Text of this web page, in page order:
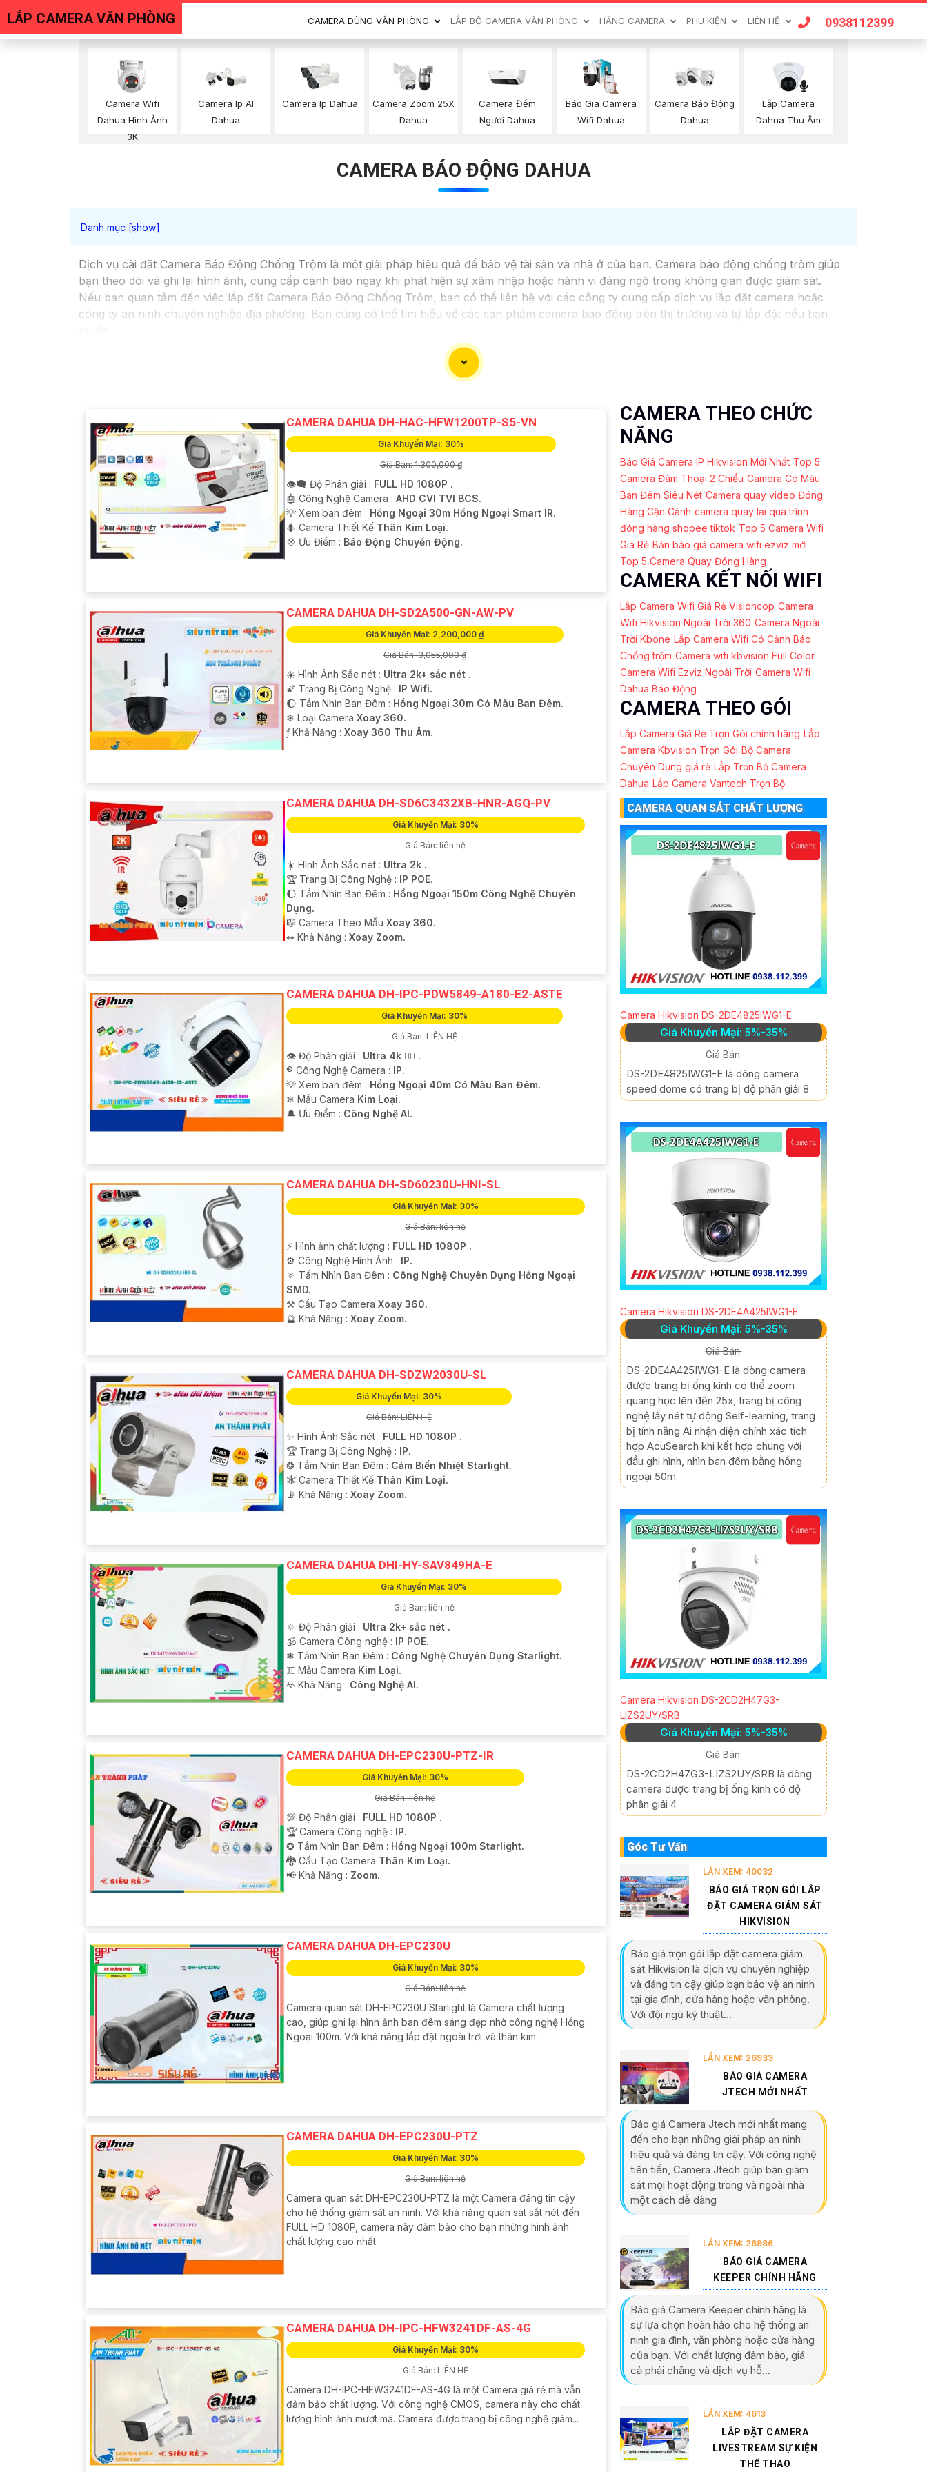
LẮP CAMERA VĂN PHÒNG CAMERA DÙNG VĂN PHÒNG LẮP BỘ CAMERA VĂN PHÒNG HÃNG CAMERA PHU KIỆN LIÊN HỆ 0938112399
Camera Wifi
Dahua Hình Ảnh
3K
Camera Ip AI
Dahua
Camera Ip Dahua
Camera Zoom 25X
Dahua
Camera Đếm
Người Dahua
Báo Gia Camera
Wifi Dahua
Camera Báo Động
Dahua
Lắp Camera
Dahua Thu Âm
CAMERA BÁO ĐỘNG DAHUA
Dịch vụ cài đặt Camera Báo Động Chống Trộm là một giải pháp hiệu quả để bảo vệ tài sản và nhà ở của bạn. Camera báo động chống trộm giúp
bạn theo dõi và ghi lại hình ảnh, cung cấp cảnh báo ngay khi phát hiện sự xâm nhập hoặc hành vi đáng ngờ trong không gian được giám sát.
Nếu bạn quan tâm đến việc lắp đặt Camera Báo Động Chống Trộm, bạn có thể liên hệ với các công ty cung cấp dịch vụ lắp đặt camera hoặc
công ty an ninh chuyên nghiệp địa phương. Bạn cũng có thể tìm hiểu về các sản phẩm camera báo động trên thị trường và tự lắp đặt nếu bạn
Nếu bạn cần thêm thông tin hoặc muốn để lại thông tin liên lạc, Từng công trình có thể giúp bạn tìm kiếm các dịch vụ liên quan đến lắp đặt
CAMERA DAHUA DH-HAC-HFW1200TP-S5-VN
Giá Khuyến Mại: 30%
Giá Bán: 1,300,000 ₫
👁️‍🗨 Độ Phân giải : FULL HD 1080P .
🤖️ Công Nghệ Camera : AHD CVI TVI BCS.
💡 Xem ban đêm : Hồng Ngoại 30m Hồng Ngoại Smart IR.
🐜 Camera Thiết Kế Thân Kim Loại.
️💠 Ưu Điểm : Báo Động Chuyển Động.
CAMERA DAHUA DH-SD2A500-GN-AW-PV
Giá Khuyến Mại: 2,200,000 ₫
Giá Bán: 3,055,000 ₫
☀️ Hình Ảnh Sắc nét : Ultra 2k+ sắc nét .
🌠 Trang Bị Công Nghệ : IP Wifi.
🌔 Tầm Nhìn Ban Đêm : Hồng Ngoại 30m Có Màu Ban Đêm.
❄ Loại Camera Xoay 360.
️ƒ Khả Năng : Xoay 360 Thu Âm.
CAMERA DAHUA DH-SD6C3432XB-HNR-AGQ-PV
Giá Khuyến Mại: 30%
Giá Bán: liên hệ
☀️ Hình Ảnh Sắc nét : Ultra 2k .
🏆 Trang Bị Công Nghệ : IP POE.
🌔 Tầm Nhìn Ban Đêm : Hồng Ngoại 150m Công Nghệ Chuyên
Dụng.
🎼️ Camera Theo Mẫu Xoay 360.
️↭ Khả Năng : Xoay Zoom.
CAMERA DAHUA DH-IPC-PDW5849-A180-E2-ASTE
Giá Khuyến Mại: 30%
Giá Bán: LIÊN HỆ
👁 Độ Phân giải : Ultra 4k 👍🏾 .
®️ Công Nghệ Camera : IP.
💡 Xem ban đêm : Hồng Ngoại 40m Có Màu Ban Đêm.
❄ Mẫu Camera Kim Loại.
️🔔 Ưu Điểm : Công Nghệ AI.
CAMERA DAHUA DH-SD60230U-HNI-SL
Giá Khuyến Mại: 30%
Giá Bán: liên hệ
️⚡ Hình ảnh chất lượng : FULL HD 1080P .
⚙ Công Nghệ Hình Ảnh : IP.
🔅 Tầm Nhìn Ban Đêm : Công Nghệ Chuyên Dụng Hồng Ngoại
SMD.
⚒ Cấu Tạo Camera Xoay 360.
️🔮 Khả Năng : Xoay Zoom.
CAMERA DAHUA DH-SDZW2030U-SL
Giá Khuyến Mại: 30%
Giá Bán: LIÊN HỆ
✨ Hình Ảnh Sắc nét : FULL HD 1080P .
🏆 Trang Bị Công Nghệ : IP.
❂ Tầm Nhìn Ban Đêm : Cảm Biến Nhiệt Starlight.
🕸️ Camera Thiết Kế Thân Kim Loại.
️📡 Khả Năng : Xoay Zoom.
CAMERA DAHUA DHI-HY-SAV849HA-E
Giá Khuyến Mại: 30%
Giá Bán: liên hệ
🔅 Độ Phân giải : Ultra 2k+ sắc nét .
🕉️ Camera Công nghệ : IP POE.
❃ Tầm Nhìn Ban Đêm : Công Nghệ Chuyên Dụng Starlight.
♊ Mẫu Camera Kim Loại.
️☣️ Khả Năng : Công Nghệ AI.
CAMERA DAHUA DH-EPC230U-PTZ-IR
Giá Khuyến Mại: 30%
Giá Bán: liên hệ
💯 Độ Phân giải : FULL HD 1080P .
🏆 Camera Công nghệ : IP.
✪ Tầm Nhìn Ban Đêm : Hồng Ngoại 100m Starlight.
🐉️ Cấu Tạo Camera Thân Kim Loại.
️📢 Khả Năng : Zoom.
CAMERA DAHUA DH-EPC230U
Giá Khuyến Mại: 30%
Giá Bán: liên hệ
Camera quan sát DH-EPC230U Starlight là Camera chất lượng
cao, giúp ghi lại hình ảnh ban đêm sáng đẹp nhờ công nghệ Hồng
Ngoại 100m. Với khả năng lắp đặt ngoài trời và thân kim...
CAMERA DAHUA DH-EPC230U-PTZ
Giá Khuyến Mại: 30%
Giá Bán: liên hệ
Camera quan sát DH-EPC230U-PTZ là một Camera đáng tin cậy
cho hệ thống giám sát an ninh. Với khả năng quan sát sắt nét đến
FULL HD 1080P, camera này đảm bảo cho bạn những hình ảnh
chất lượng cao nhất
CAMERA DAHUA DH-IPC-HFW3241DF-AS-4G
Giá Khuyến Mại: 30%
Giá Bán: LIÊN HỆ
Camera DH-IPC-HFW3241DF-AS-4G là một Camera giá rẻ mà vẫn
đảm bảo chất lượng. Với công nghệ CMOS, camera này cho chất
lượng hình ảnh mượt mà. Camera được trang bị công nghệ giám...
CAMERA THEO CHỨC
NĂNG
Báo Giá Camera IP Hikvision Mới Nhất Top 5
Camera Đàm Thoại 2 Chiều Camera Có Màu
Ban Đêm Siêu Nét Camera quay video Đóng
Hàng Cận Cảnh camera quay lại quá trình
đóng hàng shopee tiktok Top 5 Camera Wifi
Giá Rẻ Bản báo giá camera wifi ezviz mới
Top 5 Camera Quay Đóng Hàng
CAMERA KẾT NỐI WIFI
Lắp Camera Wifi Giá Rẻ Visioncop Camera
Wifi Hikvision Ngoài Trời 360 Camera Ngoài
Trời Kbone Lắp Camera Wifi Có Cảnh Báo
Chống trộm Camera wifi kbvision Full Color
Camera Wifi Ezviz Ngoài Trời Camera Wifi
Dahua Báo Động
CAMERA THEO GÓI
Lắp Camera Giá Rẻ Trọn Gói chính hãng Lắp
Camera Kbvision Trọn Gói Bộ Camera
Chuyên Dụng giá rẻ Lắp Trọn Bộ Camera
Dahua Lắp Camera Vantech Trọn Bộ
CAMERA QUAN SÁT CHẤT LƯỢNG
Camera Hikvision DS-2DE4825IWG1-E
Giá Khuyến Mại: 5%-35%
Giá Bán:
DS-2DE4825IWG1-E là dòng camera
speed dome có trang bị độ phân giải 8
Camera Hikvision DS-2DE4A425IWG1-E
Giá Khuyến Mại: 5%-35%
Giá Bán:
DS-2DE4A425IWG1-E là dòng camera
được trang bị ống kính có thể zoom
quang học lên đến 25x, trang bị công
nghệ lấy nét tự động Self-learning, trang
bị tính năng Ai nhận diện chính xác tích
hợp AcuSearch khi kết hợp chung với
đầu ghi hình, nhìn ban đêm bằng hồng
ngoại 50m
Camera Hikvision DS-2CD2H47G3-
LIZS2UY/SRB
Giá Khuyến Mại: 5%-35%
Giá Bán:
DS-2CD2H47G3-LIZS2UY/SRB là dòng
camera được trang bị ống kính có độ
phân giải 4
Góc Tư Vấn
LẦN XEM: 40032
BÁO GIÁ TRỌN GÓI LẮP
ĐẶT CAMERA GIÁM SÁT
HIKVISION
Báo giá trọn gói lắp đặt camera giám
sát Hikvision là dịch vụ chuyên nghiệp
và đáng tin cậy giúp bạn bảo vệ an ninh
tại gia đình, cửa hàng hoặc văn phòng.
Với đội ngũ kỹ thuật...
LẦN XEM: 26933
BÁO GIÁ CAMERA
JTECH MỚI NHẤT
Báo giá Camera Jtech mới nhất mang
đến cho bạn những giải pháp an ninh
hiệu quả và đáng tin cậy. Với công nghệ
tiên tiến, Camera Jtech giúp bạn giám
sát mọi hoạt động trong và ngoài nhà
một cách dễ dàng
LẦN XEM: 26986
BÁO GIÁ CAMERA
KEEPER CHÍNH HÃNG
Báo giá Camera Keeper chính hãng là
sự lựa chọn hoàn hảo cho hệ thống an
ninh gia đình, văn phòng hoặc cửa hàng
của bạn. Với chất lượng đảm bảo, giá
cả phải chăng và dịch vụ hỗ...
LẦN XEM: 4613
LẮP ĐẶT CAMERA
LIVESTREAM SỰ KIỆN
THỂ THAO